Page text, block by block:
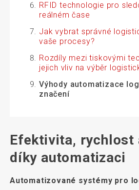
RFID technologie pro
reálném čase
Jak vybrat správné
vaše procesy?
Rozdíly mezi tiskovými
jejich vliv na výběr
Výhody automatizace
značení
Efektivita, rychlost
díky automatizaci
Automatizované systémy pro